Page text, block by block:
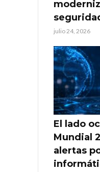
julio 24, 2026
El lado
Mundial
alertas